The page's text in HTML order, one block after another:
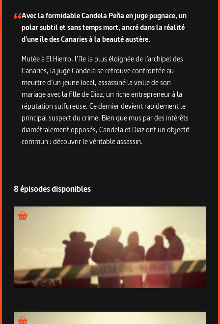
Description de la série
Avec la formidable Candela Peña en juge pugnace, un
polar subtil et sans temps mort, ancré dans la réalité
d'une île des Canaries à la beauté austère.
Mutée à El Hierro, l’île la plus éloignée de l’archipel des
Canaries, la juge Candela se retrouve confrontée au
meurtre d’un jeune local, assassiné la veille de son
mariage avec la fille de Diaz, un riche entrepreneur à la
réputation sulfureuse. Ce dernier devient rapidement le
principal suspect du crime. Bien que mus par des intérêts
diamétralement opposés, Candela et Diaz ont un objectif
commun : découvrir le véritable assassin.
8 épisodes disponibles